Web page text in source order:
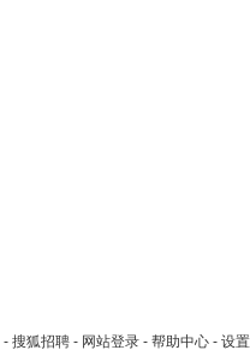
- 搜狐招聘 - 网站登录 - 帮助中心 - 设